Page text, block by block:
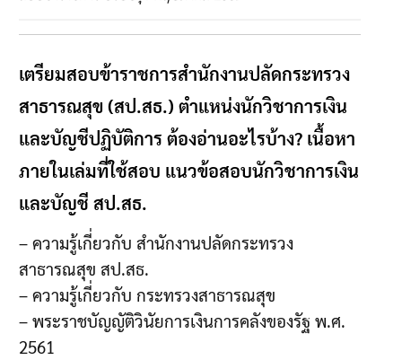
เตรียมสอบข้าราชการสำนักงานปลัดกระทรวง
สาธารณสุข (สป.สธ.) ตำแหน่งนักวิชาการเงิน
และบัญชีปฏิบัติการ ต้องอ่านอะไรบ้าง? เนื้อหา
ภายในเล่มที่ใช้สอบ แนวข้อสอบนักวิชาการเงิน
และบัญชี สป.สธ.
– ความรู้เกี่ยวกับ สำนักงานปลัดกระทรวง
สาธารณสุข สป.สธ.
– ความรู้เกี่ยวกับ กระทรวงสาธารณสุข
– พระราชบัญญัติวินัยการเงินการคลังของรัฐ พ.ศ.
2561